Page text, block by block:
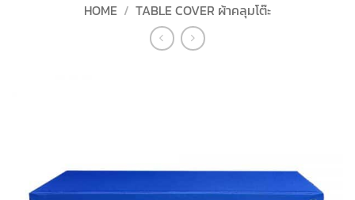
HOME / TABLE COVER ผ้าคลุมโต๊ะ